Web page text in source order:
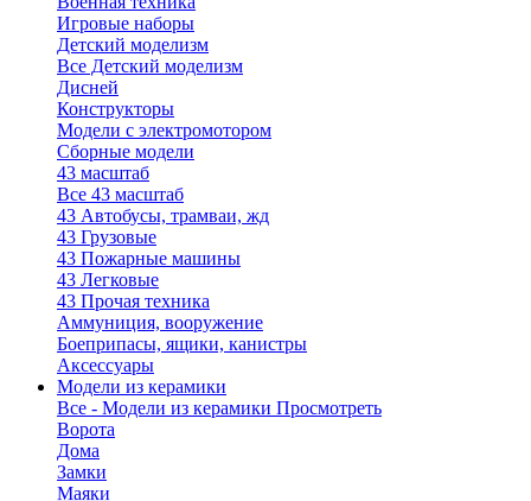
Игровые наборы
Детский моделизм
Все Детский моделизм
Дисней
Конструкторы
Модели с электромотором
Сборные модели
43 масштаб
Все 43 масштаб
43 Автобусы, трамваи, жд
43 Грузовые
43 Пожарные машины
43 Легковые
43 Прочая техника
Аммуниция, вооружение
Боеприпасы, ящики, канистры
Аксессуары
Модели из керамики
Все - Модели из керамики Просмотреть
Ворота
Дома
Замки
Маяки